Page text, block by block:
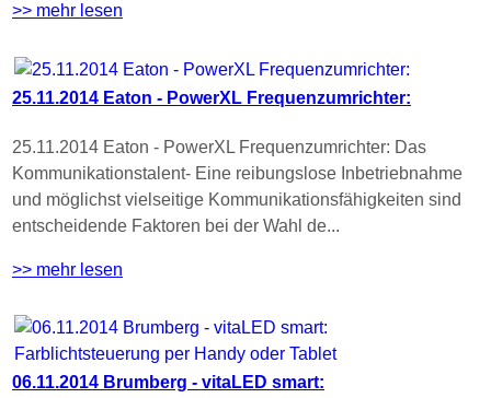
>> mehr lesen
25.11.2014 Eaton - PowerXL Frequenzumrichter:
25.11.2014 Eaton - PowerXL Frequenzumrichter: Das
Kommunikationstalent- Eine reibungslose Inbetriebnahme
und möglichst vielseitige Kommunikationsfähigkeiten sind
entscheidende Faktoren bei der Wahl de...
>> mehr lesen
06.11.2014 Brumberg - vitaLED smart: